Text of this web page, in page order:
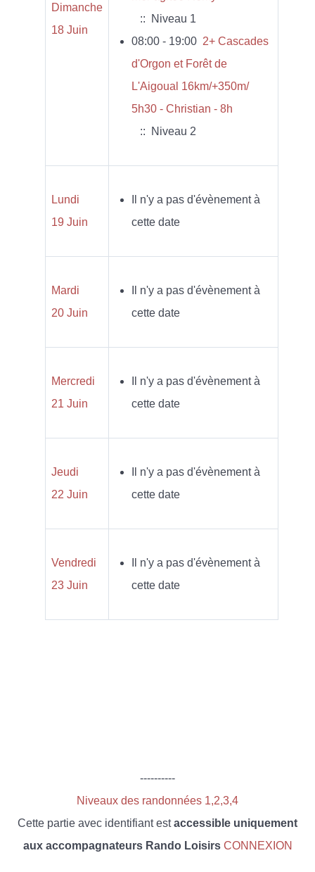
Dimanche
18 Juin
:: Niveau 1
08:00 - 19:00 2+ Cascades
d'Orgon et Forêt de
L'Aigoual 16km/+350m/
5h30 - Christian - 8h
:: Niveau 2
Lundi
19 Juin
Il n'y a pas d'évènement à
cette date
Mardi
20 Juin
Il n'y a pas d'évènement à
cette date
Mercredi
21 Juin
Il n'y a pas d'évènement à
cette date
Jeudi
22 Juin
Il n'y a pas d'évènement à
cette date
Vendredi
23 Juin
Il n'y a pas d'évènement à
cette date
----------
Niveaux des randonnées 1,2,3,4
Cette partie avec identifiant estaccessible uniquement
aux accompagnateurs Rando Loisirs CONNEXION